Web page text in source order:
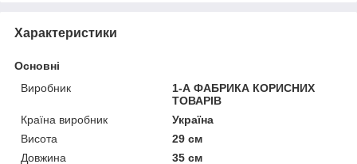
Характеристики
Основні
Виробник
1-А ФАБРИКА КОРИСНИХ
ТОВАРІВ
Країна виробник
Україна
Висота
29 см
Довжина
35 см